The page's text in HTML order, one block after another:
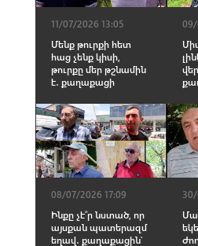
11/07/2026 13:05
Մենք թուրքի հետ
հաց չենք կիսի,
թուրքը մեր թշնամին
է․ քաղաքացի
09/
08/07/2026 17:09
Ինքը չէ՞ր նստած, որ
այսքան պատերազմ
եղավ․ քաղաքացին՝